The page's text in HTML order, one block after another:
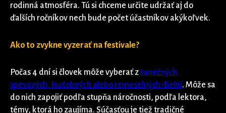
rodinná atmosféra. Tú si chceme určite udržať aj do
ďalších ročníkov nech bude počet účastníkov akýkoľvek.
Ako to zvykne vyzerať na festivale?
Počas 4 dní si človek môže vyberať ztanečných,
spevavých, hudobných alebo remeselných dielní. Môže sa
do nich zapojiť podľa stupňa náročnosti, podľa lektora,
témy, ktorá ho zaujíma. Súčasťou je tiež tradičné